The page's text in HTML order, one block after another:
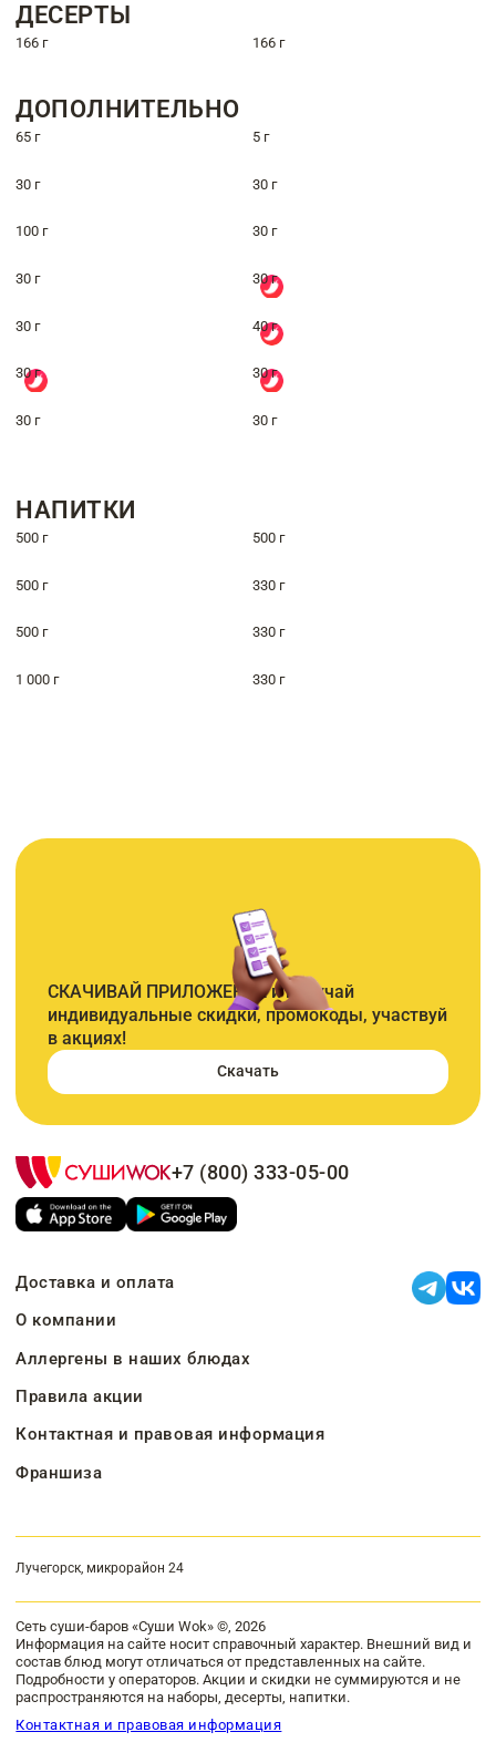
ДЕСЕРТЫ
166 г 166 г
ДОПОЛНИТЕЛЬНО
65 г 5 г
30 г 30 г
100 г 30 г
30 г 30 г
30 г 40 г
30 г 30 г
30 г 30 г
НАПИТКИ
500 г 500 г
500 г 330 г
500 г 330 г
1 000 г 330 г
СКАЧИВАЙ ПРИЛОЖЕНИЕ и получай
индивидуальные скидки, промокоды, участвуй
в акциях!
Скачать
+7 (800) 333-05-00
Доставка и оплата
О компании
Аллергены в наших блюдах
Правила акции
Контактная и правовая информация
Франшиза
Лучегорск, микрорайон 24
Сеть суши-баров «Суши Wok» ©, 2026
Информация на сайте носит справочный характер. Внешний вид и
состав блюд могут отличаться от представленных на сайте.
Подробности у операторов. Акции и скидки не суммируются и не
распространяются на наборы, десерты, напитки.
Контактная и правовая информация